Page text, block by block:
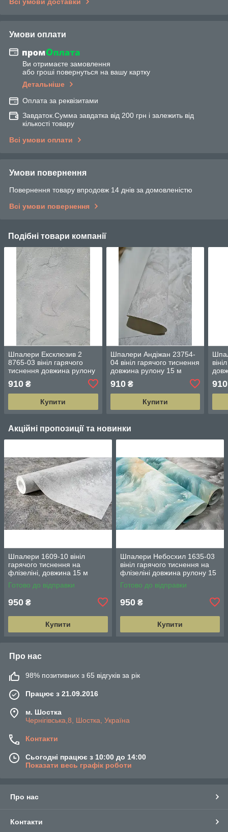
Умови оплати
Ви отримаєте замовлення
або гроші повернуться на вашу картку
Детальніше
Оплата за реквізитами
Завдаток.Сумма завдатка від 200 грн і залежить від
кількості товару
Всі умови оплати
Умови повернення
Повернення товару впродовж 14 днів за домовленістю
Всі умови повернення
Подібні товари компанії
Шпалери Ексклюзив 2
8765-03 вініл гарячого
тиснення довжина рулону
смуг по 3 м кожна
910 ₴
Купити
Шпалери Андіжан 23754-
04 вініл гарячого тиснення
довжина рулону 15 м
ширина 1.06 м=5 смуг по
3 м кожна
910₴
Купити
3 м
910
Акційні пропозиції та новинки
Шпалери 1609-10 вініл
гарячого тиснення на
флізеліні, довжина 15 м
ширина 1.06 м = 5 смуг по 3
м
Готово до відправки
950 ₴
Купити
Шпалери Небосхил 1635-03
вініл гарячого тиснення на
флізеліні довжина рулону 15
м ширина 1.06 м = 5 смуг по
3 м кожна
Готово до відправки
950 ₴
Купити
Про нас
98% позитивних з 65 відгуків за рік
Працює з 21.09.2016
м. Шостка
Чернігівська,8, Шостка, Україна
Контакти
Сьогодні працює з 10:00 до 14:00
Показати весь графік роботи
Про нас
Контакти